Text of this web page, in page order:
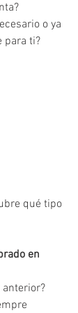
o ya
para ti?
qué tipo
en
anterior?